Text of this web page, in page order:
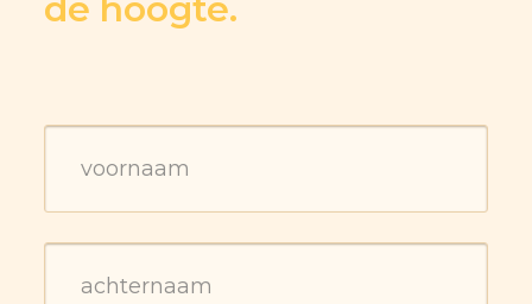
de hoogte.